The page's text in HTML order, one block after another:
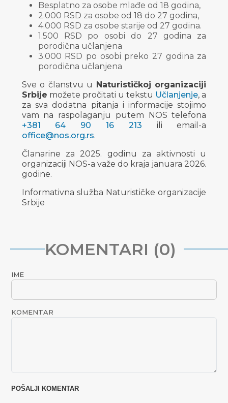
Besplatno za osobe mlađe od 18 godina,
2.000 RSD za osobe od 18 do 27 godina,
4.000 RSD za osobe starije od 27 godina.
1.500 RSD po osobi do 27 godina za
porodična učlanjena
3.000 RSD po osobi preko 27 godina za
porodična učlanjena
Sve o članstvu u
Naturističkoj organizaciji
Srbije možete pročitati u tekstu Učlanjenje, a
za sva dodatna pitanja i informacije stojimo
vam na raspolaganju putem NOS telefona
+381 64 90 16 213 ili email-a
office@nos.org.rs.
Članarine za 2025. godinu za aktivnosti u
organizaciji NOS-a važe do kraja januara 2026.
godine.
Informativna služba Naturističke organizacije
Srbije
KOMENTARI (0)
IME
KOMENTAR